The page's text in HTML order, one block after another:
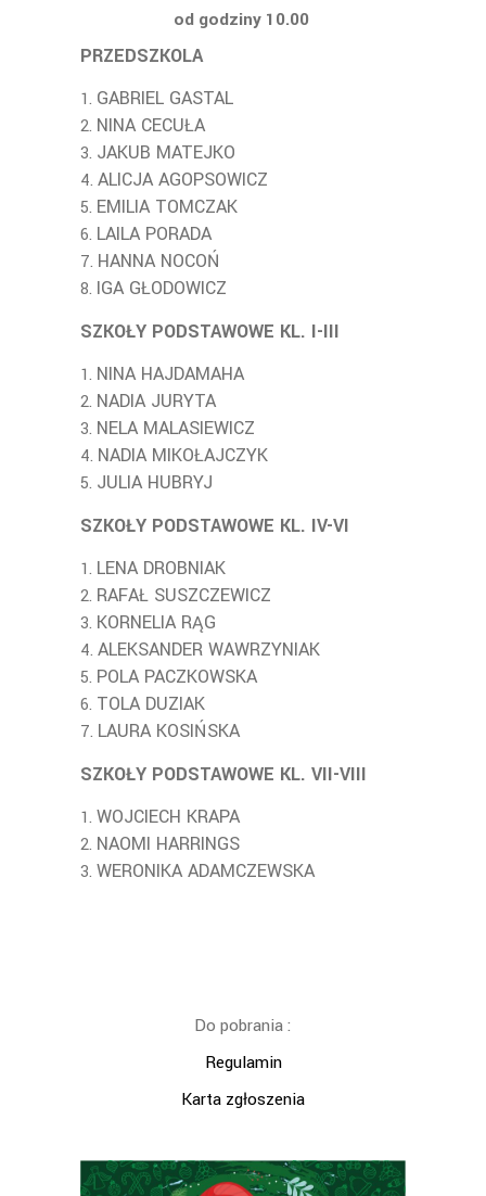
od godziny 10.00
PRZEDSZKOLA
GABRIEL GASTAL
NINA CECUŁA
JAKUB MATEJKO
ALICJA AGOPSOWICZ
EMILIA TOMCZAK
LAILA PORADA
HANNA NOCOŃ
IGA GŁODOWICZ
SZKOŁY PODSTAWOWE KL. I-III
NINA HAJDAMAHA
NADIA JURYTA
NELA MALASIEWICZ
NADIA MIKOŁAJCZYK
JULIA HUBRYJ
SZKOŁY PODSTAWOWE KL. IV-VI
LENA DROBNIAK
RAFAŁ SUSZCZEWICZ
KORNELIA RĄG
ALEKSANDER WAWRZYNIAK
POLA PACZKOWSKA
TOLA DUZIAK
LAURA KOSIŃSKA
SZKOŁY PODSTAWOWE KL. VII-VIII
WOJCIECH KRAPA
NAOMI HARRINGS
WERONIKA ADAMCZEWSKA
Do pobrania :
Regulamin
Karta zgłoszenia